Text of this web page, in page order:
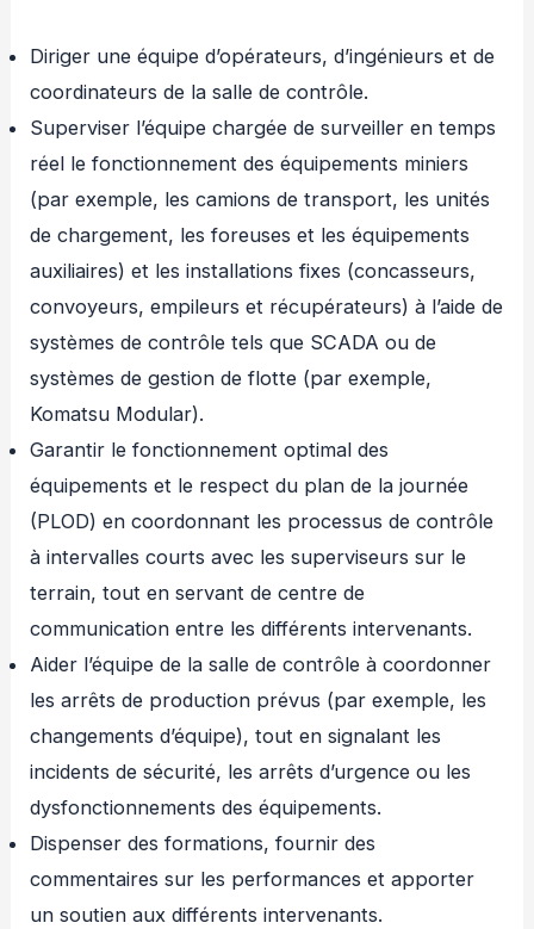
Diriger une équipe d’opérateurs, d’ingénieurs et de
coordinateurs de la salle de contrôle.
Superviser l’équipe chargée de surveiller en temps
réel le fonctionnement des équipements miniers
(par exemple, les camions de transport, les unités
de chargement, les foreuses et les équipements
auxiliaires) et les installations fixes (concasseurs,
convoyeurs, empileurs et récupérateurs) à l’aide de
systèmes de contrôle tels que SCADA ou de
systèmes de gestion de flotte (par exemple,
Komatsu Modular).
Garantir le fonctionnement optimal des
équipements et le respect du plan de la journée
(PLOD) en coordonnant les processus de contrôle
à intervalles courts avec les superviseurs sur le
terrain, tout en servant de centre de
communication entre les différents intervenants.
Aider l’équipe de la salle de contrôle à coordonner
les arrêts de production prévus (par exemple, les
changements d’équipe), tout en signalant les
incidents de sécurité, les arrêts d’urgence ou les
dysfonctionnements des équipements.
Dispenser des formations, fournir des
commentaires sur les performances et apporter
un soutien aux différents intervenants.